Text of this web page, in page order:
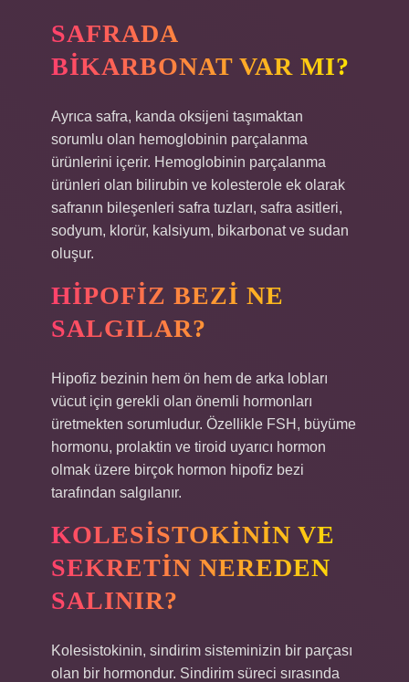
SAFRADA
BIKARBONAT VAR MI?
Ayrıca safra, kanda oksijeni taşımaktan
sorumlu olan hemoglobinin parçalanma
ürünlerini içerir. Hemoglobinin parçalanma
ürünleri olan bilirubin ve kolesterole ek olarak
safranın bileşenleri safra tuzları, safra asitleri,
sodyum, klorür, kalsiyum, bikarbonat ve sudan
oluşur.
HIPOFIZ BEZI NE
SALGILAR?
Hipofiz bezinin hem ön hem de arka lobları
vücut için gerekli olan önemli hormonları
üretmekten sorumludur. Özellikle FSH, büyüme
hormonu, prolaktin ve tiroid uyarıcı hormon
olmak üzere birçok hormon hipofiz bezi
tarafından salgılanır.
KOLESISTOKININ VE
SEKRETIN NEREDEN
SALINIR?
Kolesistokinin, sindirim sisteminizin bir parçası
olan bir hormondur. Sindirim süreci sırasında